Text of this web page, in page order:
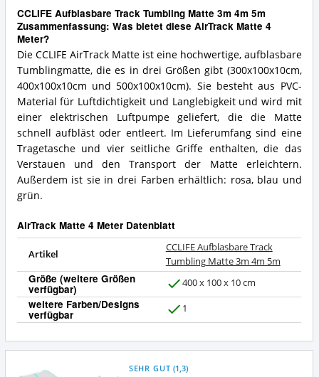
CCLIFE Aufblasbare Track Tumbling Matte 3m 4m 5m
Zusammenfassung: Was bietet diese AirTrack Matte 4
Meter?
Die CCLIFE AirTrack Matte ist eine hochwertige, aufblasbare
Tumblingmatte, die es in drei Größen gibt (300x100x10cm,
400x100x10cm und 500x100x10cm). Sie besteht aus PVC-
Material für Luftdichtigkeit und Langlebigkeit und wird mit
einer elektrischen Luftpumpe geliefert, die die Matte
schnell aufbläst oder entleert. Im Lieferumfang sind eine
Tragetasche und vier seitliche Griffe enthalten, die das
Verstauen und den Transport der Matte erleichtern.
Außerdem ist sie in drei Farben erhältlich: rosa, blau und
grün.
AirTrack Matte 4 Meter Datenblatt
Artikel
CCLIFE Aufblasbare Track
Tumbling Matte 3m 4m 5m
Größe (weitere Größen
verfügbar) 400 x 100 x 10 cm
weitere Farben/Designs
verfügbar 1
SEHR GUT (1,3)